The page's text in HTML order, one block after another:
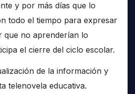
y por más días que lo
todo el tiempo para expresar
que no aprenderían lo
el cierre del ciclo escolar.
de la información y
telenovela educativa.